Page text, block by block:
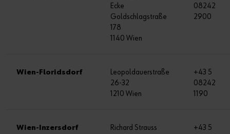
Ecke
Goldschlagstraße
178
1140 Wien
08242
2900
Wien-Floridsdorf
Leopoldauerstraße
26-32
1210 Wien
+43 5
08242
1190
Wien-Inzersdorf
Richard Strauss
+43 5